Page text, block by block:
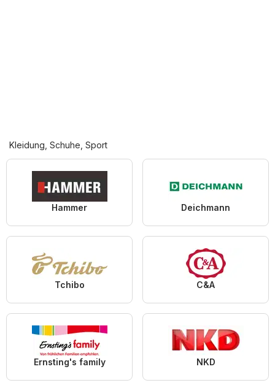
Kleidung, Schuhe, Sport
Hammer Deichmann
Tchibo C&A
Ernsting's family NKD